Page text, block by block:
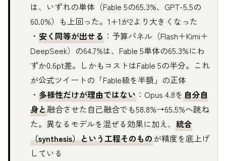
は、いずれの単体（Fable 5の65.3%、GPT-5.5の
60.0%）も上回った。1+1が2より大きくなった
・ 安く同等が出せる ：予算パネル（Flash＋Kimi＋
DeepSeek）の64.7%は、Fable 5単体の65.3%にわ
ずか0.6pt差。しかもコストはFable 5の半分。これ
が公式ツイートの「Fable級を半額」の正体
・ 多様性だけが理由ではない ：Opus 4.8を自分自
身と融合させた自己融合でも58.8%→65.5%へ跳ね
た。異なるモデルを混ぜる効果に加え、 統合
（synthesis）という工程そのものが精度を底上げ
している